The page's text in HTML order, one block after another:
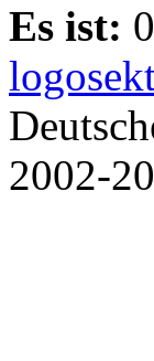
Es ist:
2002-